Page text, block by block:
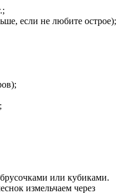
если не любите острое);
или кубиками.
измельчаем через